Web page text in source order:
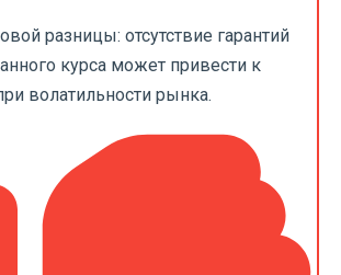
разницы: отсутствие гарантий
курса может привести к
волатильности рынка.